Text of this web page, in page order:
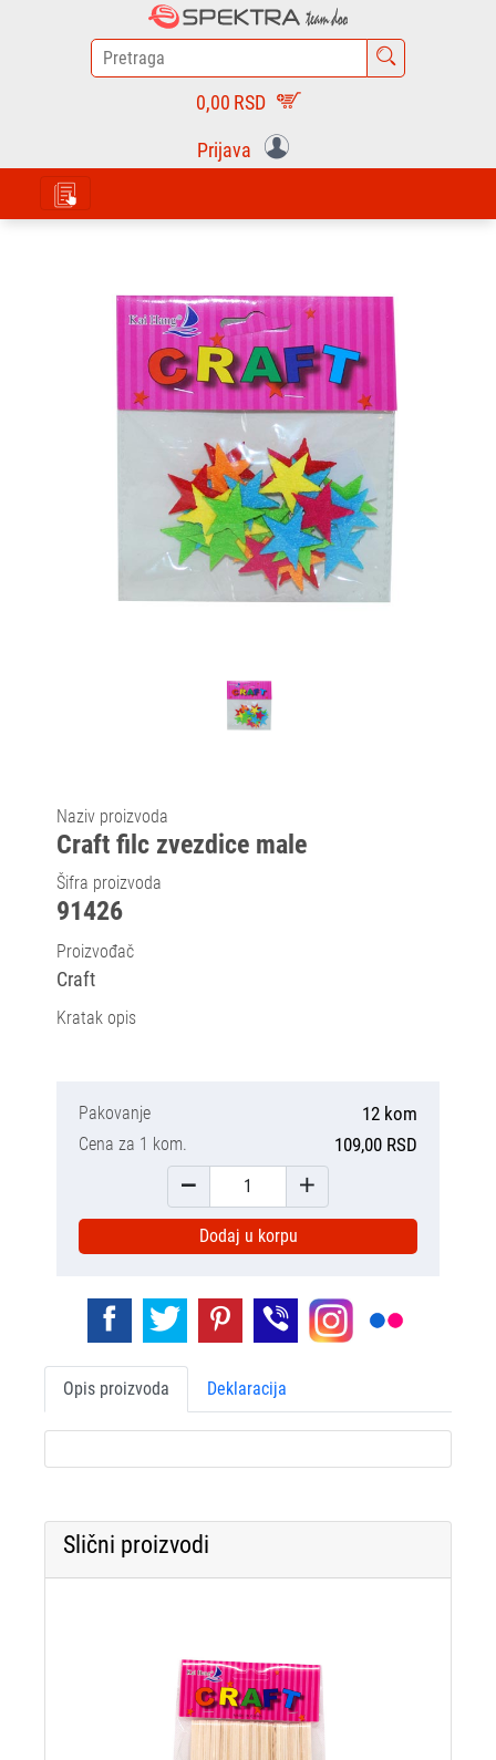
0,00 RSD
Prijava
Naziv proizvoda
Craft filc zvezdice male
Šifra proizvoda
91426
Proizvođač
Craft
Kratak opis
Pakovanje 12 kom
Cena za 1 kom. 109,00 RSD
Dodaj u korpu
Opis proizvoda Deklaracija
Slični proizvodi